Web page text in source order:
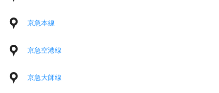
京急本線
京急空港線
京急大師線